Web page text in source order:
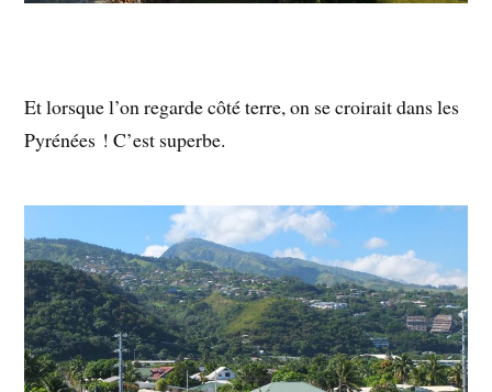
Et lorsque l’on regarde côté terre, on se croirait dans les
Pyrénées ! C’est superbe.